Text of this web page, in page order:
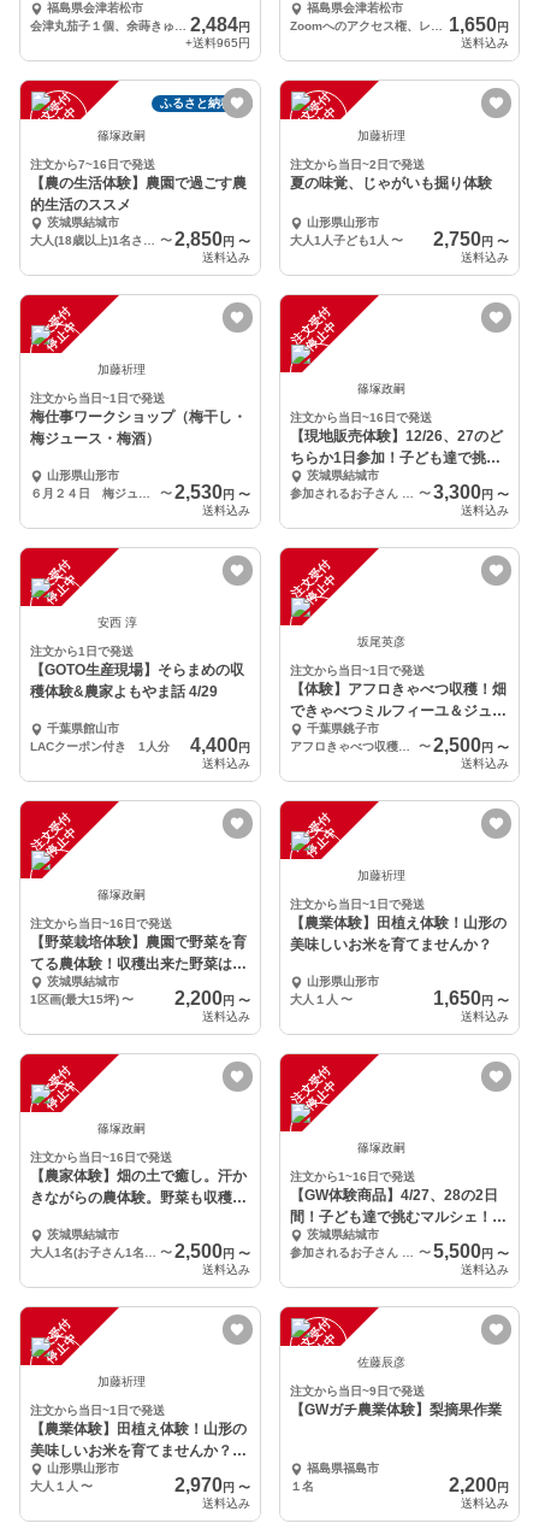
理教室）＋農家レシピ
福島県会津若松市
2,484円
+送料965円
福島県会津若松市
1,650円
送料込み
注
文
受
付
停
止
中
ふるさと納税可
篠塚政嗣
注文から7~16日で発送
【農の生活体験】農園で過ごす農
的生活のススメ
茨城県結城市
〜 2,850円 〜
送料込み
注
文
受
付
停
止
中 加藤祈理
注文から当日~2日で発送
夏の味覚、じゃがいも掘り体験
山形県山形市
大人1人子ども1人 〜 2,750円 〜
送料込み
注
文
受
付
停
止
中
加藤祈理
注文から当日~1日で発送
梅仕事ワークショップ（梅干し・
梅ジュース・梅酒）
山形県山形市
〜 2,530円 〜
送料込み
注
文
受
付
停
止
中
篠塚政嗣
注文から当日~16日で発送
【現地販売体験】12/26、27のど
ちらか1日参加！子ども達で挑む
マルシェ！
茨城県結城市
〜3,300円 〜
送料込み
注
文
受
付
停
止
中
安西 淳
注文から1日で発送
【GOTO生産現場】そらまめの収
穫体験&農家よもやま話 4/29
千葉県館山市
LACクーポン付き 1人分
4,400円
送料込み
注
文
受
付
停
止
中
坂尾英彦
注文から当日~1日で発送
【体験】アフロきゃべつ収穫！畑
できゃべつミルフィーユ＆ジュー
ス・餃子PARTY
千葉県銚子市
アフロきゃべつ収穫体験
〜2,500円 〜
送料込み
注
文
受
付
停
止
中
篠塚政嗣
注文から当日~16日で発送
【野菜栽培体験】農園で野菜を育
てる農体験！収穫出来た野菜はお
持ち帰り出来ます。
茨城県結城市
1区画(最大15坪)〜 2,200円 〜
送料込み
注
文
受
付
停
止
中
加藤祈理
注文から当日~1日で発送
【農業体験】田植え体験！山形の
美味しいお米を育てませんか？
山形県山形市
大人１人 〜 1,650円 〜
送料込み
注
文
受
付
停
止
中
篠塚政嗣
注文から当日~16日で発送
【農家体験】畑の土で癒し。汗か
きながらの農体験。野菜も収穫し
茨城県結城市
〜 2,500円 〜
送料込み
注
文
受
付
停
止
中
篠塚政嗣
注文から1~16日で発送
【GW体験商品】4/27、28の2日
間！子ども達で挑むマルシェ！収
穫〜販売まで
茨城県結城市
〜5,500円 〜
送料込み
注
文
受
付
停
止
中
加藤祈理
注文から当日~1日で発送
【農業体験】田植え体験！山形の
美味しいお米を育てませんか？
【昼食付】
山形県山形市
大人１人 〜 2,970円 〜
送料込み
注
文
受
付
停
止
中 佐藤辰彦
注文から当日~9日で発送
【GWガチ農業体験】梨摘果作業
福島県福島市
１名
2,200円
送料込み